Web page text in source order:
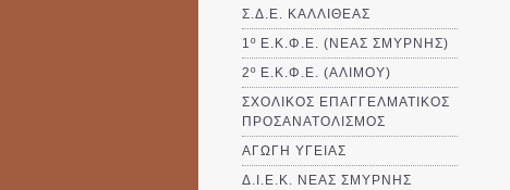
Σ.Δ.Ε. ΚΑΛΛΙΘΈΑΣ
1º Ε.Κ.Φ.Ε. (ΝΕΑΣ ΣΜΥΡΝΗΣ)
2º Ε.Κ.Φ.Ε. (ΑΛΙΜΟΥ)
ΣΧΟΛΙΚΟΣ ΕΠΑΓΓΕΛΜΑΤΙΚΟΣ
ΠΡΟΣΑΝΑΤΟΛΙΣΜΟΣ
ΑΓΩΓΗ ΥΓΕΙΑΣ
Δ.Ι.Ε.Κ. ΝΕΑΣ ΣΜΥΡΝΗΣ